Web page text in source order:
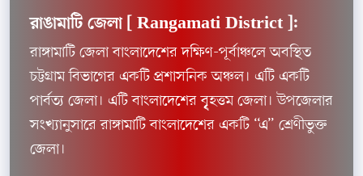
রাঙামাটি জেলা [ Rangamati District ]:
রাঙ্গামাটি জেলা বাংলাদেশের দক্ষিণ-পূর্বাঞ্চলে অবস্থিত
চট্টগ্রাম বিভাগের একটি প্রশাসনিক অঞ্চল। এটি একটি
পার্বত্য জেলা। এটি বাংলাদেশের বৃৃৃহত্তম জেলা। উপজেলার
সংখ্যানুসারে রাঙ্গামাটি বাংলাদেশের একটি “এ” শ্রেণীভুক্ত
জেলা।